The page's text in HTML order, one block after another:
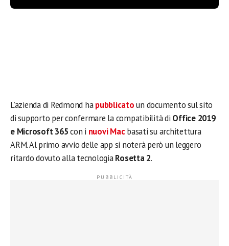
L’azienda di Redmond hapubblicatoun documento sul sito
di supporto per confermare la compatibilità di Office 2019
e Microsoft 365con i nuovi Mac basati su architettura
ARM. Al primo avvio delle app si noterà però un leggero
ritardo dovuto alla tecnologiaRosetta 2.